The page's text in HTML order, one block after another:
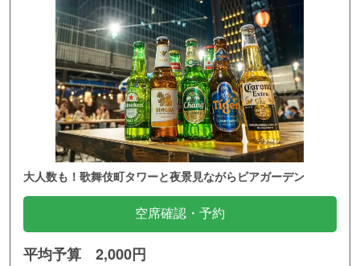
大人数も！歌舞伎町タワーと夜景見ながらビアガーデン
空席確認・予約
平均予算 2,000円